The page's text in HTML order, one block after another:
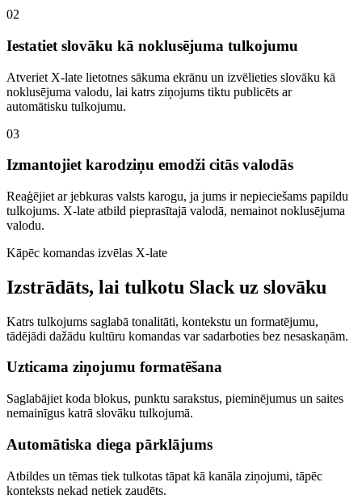
02
Iestatiet slovāku kā noklusējuma tulkojumu
Atveriet X-late lietotnes sākuma ekrānu un izvēlieties slovāku kā
noklusējuma valodu, lai katrs ziņojums tiktu publicēts ar
automātisku tulkojumu.
03
Izmantojiet karodziņu emodži citās valodās
Reaģējiet ar jebkuras valsts karogu, ja jums ir nepieciešams papildu
tulkojums. X-late atbild pieprasītajā valodā, nemainot noklusējuma
valodu.
Kāpēc komandas izvēlas X-late
Izstrādāts, lai tulkotu Slack uz slovāku
Katrs tulkojums saglabā tonalitāti, kontekstu un formatējumu,
tādējādi dažādu kultūru komandas var sadarboties bez nesaskaņām.
Uzticama ziņojumu formatēšana
Saglabājiet koda blokus, punktu sarakstus, pieminējumus un saites
nemainīgus katrā slovāku tulkojumā.
Automātiska diega pārklājums
Atbildes un tēmas tiek tulkotas tāpat kā kanāla ziņojumi, tāpēc
konteksts nekad netiek zaudēts.